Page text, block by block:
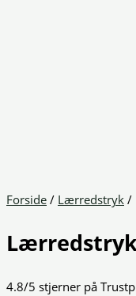
Forside / Lærredstryk /
4.8/5 stjerner på